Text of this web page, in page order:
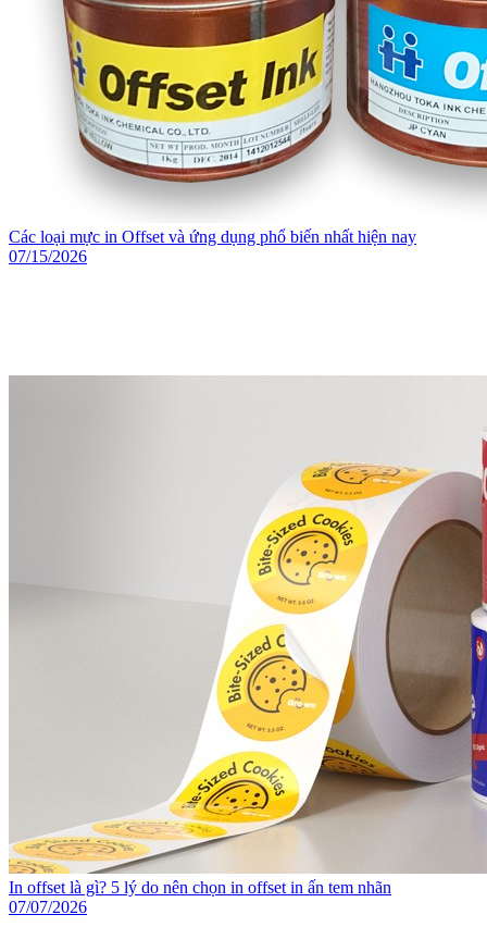
Các loại mực in Offset và ứng dụng phổ biến nhất hiện nay
07/15/2026
In offset là gì? 5 lý do nên chọn in offset in ấn tem nhãn
07/07/2026